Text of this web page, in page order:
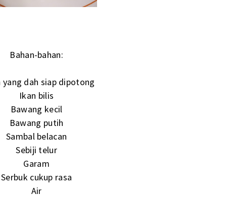
Bahan-bahan:
yang dah siap dipotong
Ikan bilis
Bawang kecil
Bawang putih
Sambal belacan
Sebiji telur
Garam
Serbuk cukup rasa
Air